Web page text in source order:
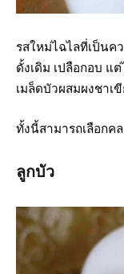
รสใหม่ไฉไลที่เป็นค
ดั้งเดิม เปลือกอบ แ
เมล็ดบัวผสมผงชาเ
ทั้งนี้สามารถเลือกค
ลูกบัว